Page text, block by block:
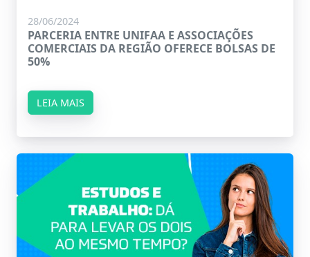
28/06/2024
PARCERIA ENTRE UNIFAA E ASSOCIAÇÕES
COMERCIAIS DA REGIÃO OFERECE BOLSAS DE
50%
LEIA MAIS